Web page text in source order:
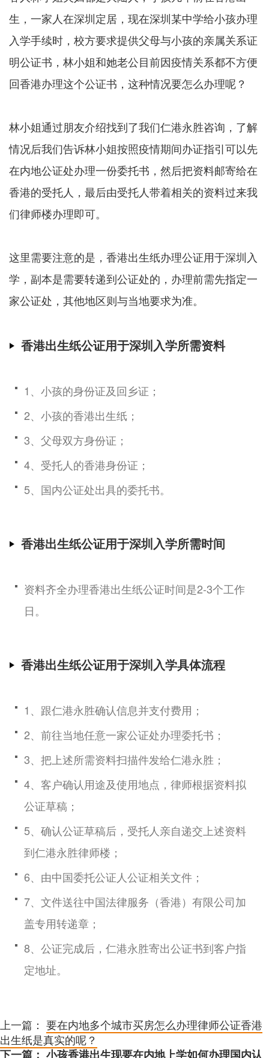
生，一家人在深圳定居，现在深圳某中学给小孩办理
入学手续时，校方要求提供父母与小孩的亲属关系证
明公证书，林小姐和她老公目前因疫情关系都不方便
回香港办理这个公证书，这种情况要怎么办理呢？
林小姐通过朋友介绍找到了我们仁港永胜咨询，了解
情况后我们告诉林小姐按照疫情期间办证指引可以先
在内地公证处办理一份委托书，然后把资料邮寄给在
香港的受托人，最后由受托人带着相关的资料过来我
们律师楼办理即可。
这里需要注意的是，香港出生纸办理公证用于深圳入
学，副本是需要转递到公证处的，办理前需先指定一
家公证处，其他地区则与当地要求为准。
香港出生纸公证用于深圳入学所需资料
1、小孩的身份证及回乡证；
2、小孩的香港出生纸；
3、父母双方身份证；
4、受托人的香港身份证；
5、国内公证处出具的委托书。
香港出生纸公证用于深圳入学所需时间
资料齐全办理香港出生纸公证时间是2-3个工作
日。
香港出生纸公证用于深圳入学具体流程
1、跟仁港永胜确认信息并支付费用；
2、前往当地任意一家公证处办理委托书；
3、把上述所需资料扫描件发给仁港永胜；
4、客户确认用途及使用地点，律师根据资料拟
公证草稿；
5、确认公证草稿后，受托人亲自递交上述资料
到仁港永胜律师楼；
6、由中国委托公证人公证相关文件；
7、文件送往中国法律服务（香港）有限公司加
盖专用转递章；
8、公证完成后，仁港永胜寄出公证书到客户指
定地址。
上一篇： 要在内地多个城市买房怎么办理律师公证香港
出生纸是真实的呢？
下一篇： 小孩香港出生现要在内地上学如何办理国内认